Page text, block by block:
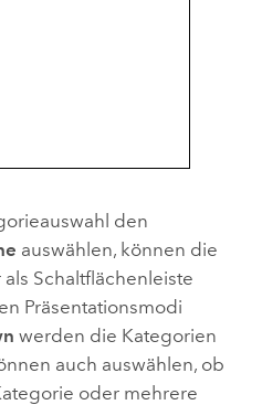
den
auswählen, können die
Schaltflächenleiste
Präsentationsmodi
werden die Kategorien
auch auswählen, ob
oder mehrere